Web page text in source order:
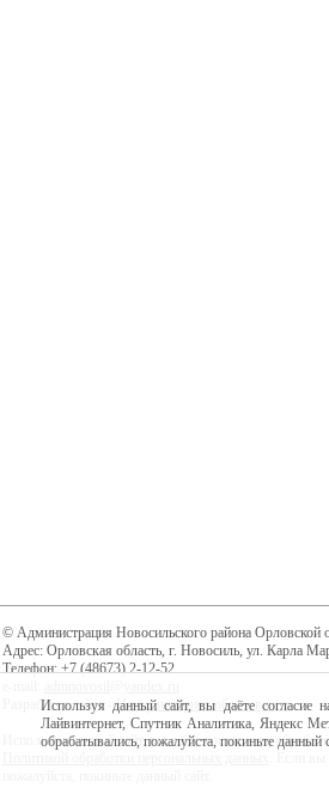
© Администрация Новосильского района Орловской
Адрес: Орловская область, г. Новосиль, ул. Карла
Телефон: +7 (48673) 2-12-52
Разработка сайта -Центр интернет-образования
Используя данный сайт, вы даёте согласие на
Используя данный сайт, вы даёте согласие
Лайвинтернет, Спутник Аналитика, Яндекс
обрабатывались, пожалуйста, покиньте данный